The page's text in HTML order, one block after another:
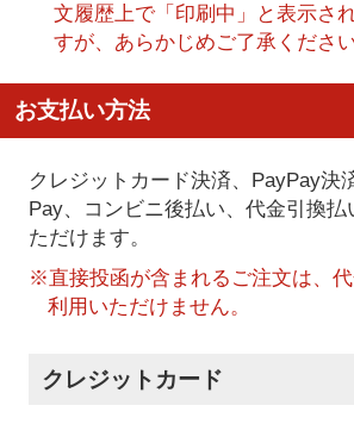
文履歴上で「印刷中」と表示さ
すが、あらかじめご了承ください
お支払い方法
クレジットカード決済、PayPay決
Pay、コンビニ後払い、代金引換払
ただけます。
※直接投函が含まれるご注文は、
利用いただけません。
クレジットカード